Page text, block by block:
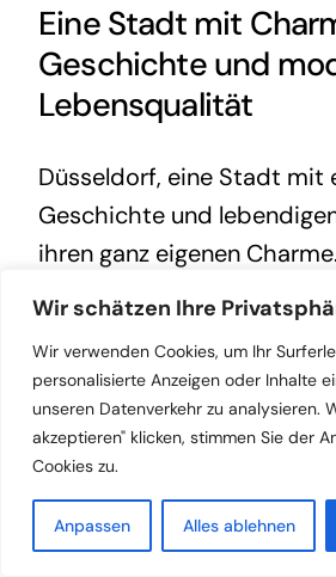
Wir schätzen Ihre
Wir verwenden Cookies, um Ihr
personalisierte Anzeigen oder Inhalte
unseren Datenverkehr zu analysieren.
akzeptieren" klicken, stimmen Sie der
Cookies zu.
Anpassen Alles ablehnen
Eine Stadt mit
Geschichte und
Lebensqualität
Düsseldorf, eine Stadt mit
Geschichte und
ihren ganz eigenen
Metropole am Rhein ist
moderne
auch ein Ort, der eine Fülle
Attraktionen und
Architektur und